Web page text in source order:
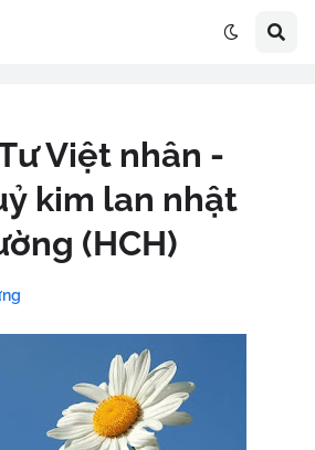
Việt nhân -
kim lan nhật
(HCH)